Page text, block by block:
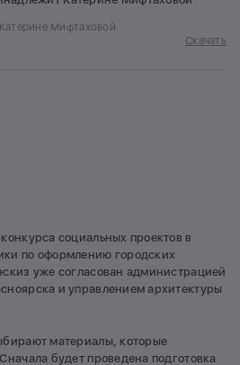
Мифтаховой
Скачать
социальных проектов в
по оформлению городских
уже согласован администрацией
и управлением архитектуры
материалы, которые
будет проведена подготовка